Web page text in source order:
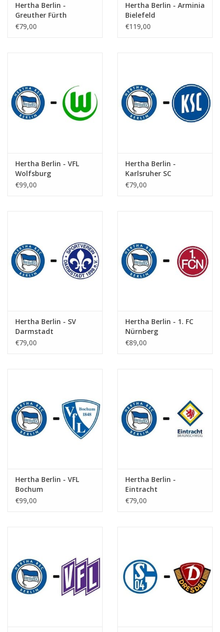
Hertha Berlin -
Greuther Fürth
€79,00
Hertha Berlin - Arminia
Bielefeld
€119,00
Hertha Berlin - VFL
Wolfsburg
€99,00
Hertha Berlin -
Karlsruher SC
€79,00
Hertha Berlin - SV
Darmstadt
€79,00
Hertha Berlin - 1. FC
Nürnberg
€89,00
Hertha Berlin - VFL
Bochum
€99,00
Hertha Berlin -
Eintracht
Braunschweig
€79,00